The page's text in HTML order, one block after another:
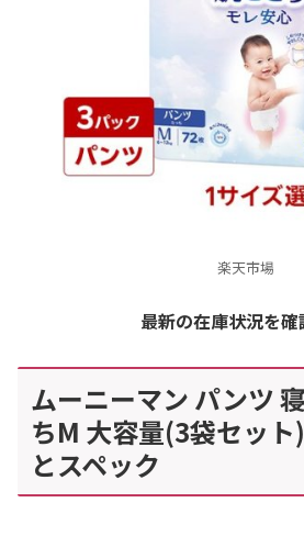
楽天市場
最新の在庫状況を確
ムーニーマン パンツ
ちM 大容量(3袋セッ
とスペック